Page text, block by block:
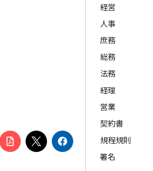
経営
人事
庶務
総務
法務
経理
営業
契約書
規程規則
署名